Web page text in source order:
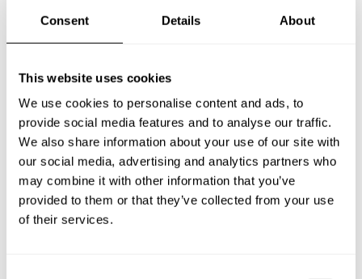
Consent Details About
This website uses cookies
We use cookies to personalise content and ads, to
provide social media features and to analyse our traffic.
We also share information about your use of our site with
our social media, advertising and analytics partners who
may combine it with other information that you’ve
provided to them or that they’ve collected from your use
of their services.
Estas son las preguntas más frecuentes sobre Chef a
Domicilio en Juchitlán.
¿Qué incluye un servicio de Chef a Domicilio en
Juchitlán?
¿Cuánto cuesta un Chef a Domicilio en Juchitlán?
¿Cómo puedo reservar un Chef a Domicilio en